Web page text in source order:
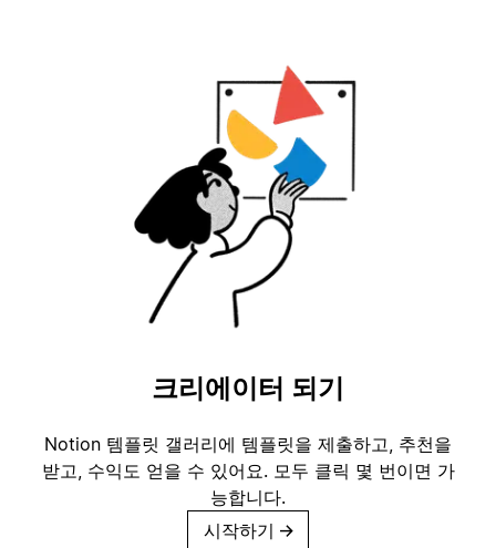
크리에이터 되기
Notion 템플릿 갤러리에 템플릿을 제출하고, 추천을
받고, 수익도 얻을 수 있어요. 모두 클릭 몇 번이면 가
능합니다.
시작하기 →